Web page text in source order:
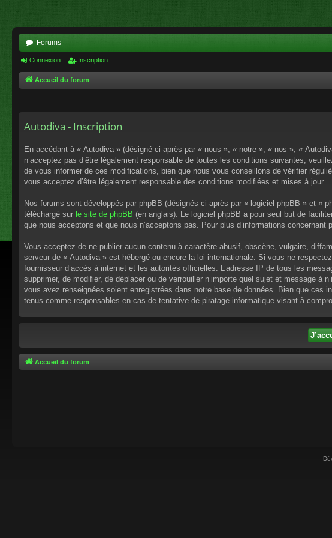
Forums
Connexion Inscription
Accueil du forum
Autodiva - Inscription
En accédant à « Autodiva » (désigné ci-après par « nous », « notre », « nos », «
n’acceptez pas d’être légalement responsable de toutes les conditions suivantes,
de vous informer de ces modifications, bien que nous vous conseillons de vérifier
vous acceptez d’être légalement responsable des conditions modifiées et mises à jour.
Nos forums sont développés par phpBB (désignés ci-après par « logiciel phpBB » et «
téléchargé sur le site de phpBB (en anglais). Le logiciel phpBB a pour seul but de
que nous acceptons et que nous n’acceptons pas. Pour plus d’informations concernant
Vous acceptez de ne publier aucun contenu à caractère abusif, obscène, vulgaire,
serveur de « Autodiva » est hébergé ou encore la loi internationale. Si vous ne
fournisseur d’accès à internet et les autorités officielles. L’adresse IP de tous les
supprimer, de modifier, de déplacer ou de verrouiller n’importe quel sujet et message
vous avez renseignées soient enregistrées dans notre base de données. Bien que
tenus comme responsables en cas de tentative de piratage informatique visant à
Accueil du forum